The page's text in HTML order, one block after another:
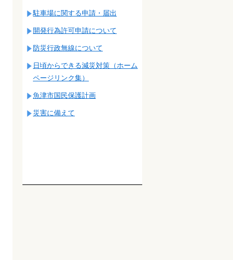
駐車場に関する申請・届出
開発行為許可申請について
防災行政無線について
日頃からできる減災対策（ホーム
ページリンク集）
魚津市国民保護計画
災害に備えて